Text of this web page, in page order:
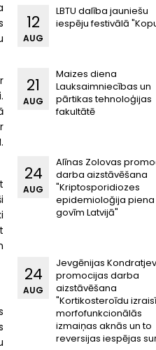
LBTU dalība jauniešu
iespēju festivālā
12
AUG
Maizes diena
Lauksaimniecības un
pārtikas tehnoloģijas
fakultātē
21
AUG
Alīnas Zolovas
darba aizstāvēšana
"Kriptosporidiozes
epidemioloğija piena
govīm Latvijā"
24
AUG
Jevgēnijas
promocijas darba
aizstāvēšana
"Kortikosteroīdu
morfofunkcionālās
izmaiņas aknās un to
reversijas iespējas
24
AUG